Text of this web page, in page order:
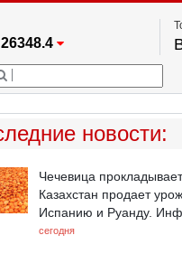
26348.4
67.17
53885.1
24484.1 новости:
Чечевица
Казахстан продает
Испанию и Руанду.
сегодня